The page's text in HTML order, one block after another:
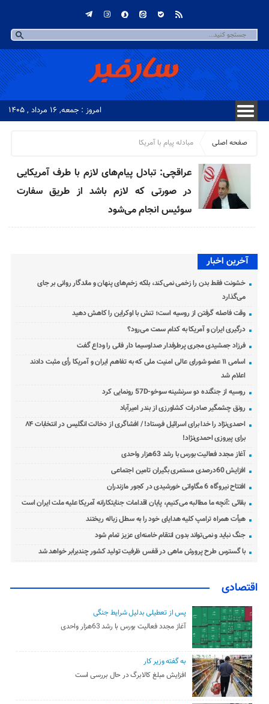
امروز : جمعه, ۱۶ مرداد , ۱۴۰۵
صفحه اصلی مبادله پیام با آمریکا
عراقچی:‌ تبادل پیام‌های لازم با طرف آمریکایی
در صورتی که لازم باشد از طریق سفارت
سوئیس انجام می‌شود
آخرین اخبار
خشونت فقط بدن را زخمی نمی‌کند، بلکه زخم‌های پنهان و ماندگار روانی بر جای
می‌گذارد
وقت فاصله گرفتن از روسیه است؛ تنش با اوکراین را کاهش دهید
درگیری ایران و آمریکا به کدام سمت می‌رود؟
فرزاد جمشیدی مجری پرطرفدار صداوسیما دار فانی را وداع گفت
اسامی ۱۱ عضو شورای عالی امنیت ملی که به تفاهم ایران و آمریکا رأی مثبت دادند
اعلام شد
روسیه از جنگنده دو سرنشینه سوخو-57D رونمایی کرد
رونق چشمگیر صادرات کشاورزی از بندر امیرآباد
احمدی‌نژاد را خدا برای اسرائیل فرستاد! / افشاگری از دخالت انگلیس در انتخابات ۸۴
برای پیروزی احمدی‌نژاد!
آغاز مجدد فعالیت بورس با رشد 63هزار واحدی
افزایش 60درصدی مستمری بگیران تامین اجتماعی
افتتاح نیروگاه 6 مگاواتی خورشیدی در کجور مازندران
بقائی :آنچه ما مطالبه می‌کنیم، پایان اقدامات جنایتکارانه آمریکا علیه ملت ایران است
هیأت همراه ترامپ کلیه هدایای خود را به سطل زباله ریختند
جنگ نباید و نمی‌تواند بدون انتقام خامنه‌ای عزیز تمام شود
با گسترس طرح پرورش ماهی در قفس ظرفیت تولید کشور چندبرابر خواهد شد
اقتصادی
پس از تعطیلی بدلیل شرایط جنگی
آغاز مجدد فعالیت بورس با رشد 63هزار واحدی
به گفته وزیر کار
افزایش مبلغ کالابرگ در حال بررسی است